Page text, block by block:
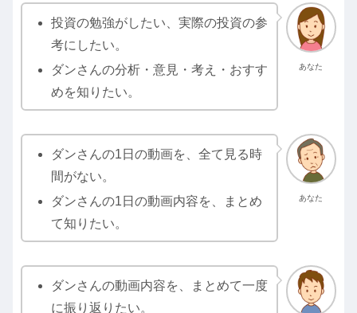
あなた
投資の勉強がしたい、実際の投資の参
考にしたい。
ダンさんの分析・意見・考え・おすす
めを知りたい。
あなた
ダンさんの1日の動画を、全て見る時
間がない。
ダンさんの1日の動画内容を、まとめ
て知りたい。
ダンさんの動画内容を、まとめて一度
に振り返りたい。